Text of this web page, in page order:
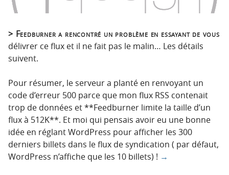
> Feedburner a rencontré un problème en essayant de vous
délivrer ce flux et il ne fait pas le malin… Les détails
suivent.
Pour résumer, le serveur a planté en renvoyant un
code d’erreur 500 parce que mon flux RSS contenait
trop de données et **Feedburner limite la taille d’un
flux à 512K**. Et moi qui pensais avoir eu une bonne
idée en réglant WordPress pour afficher les 300
derniers billets dans le flux de syndication ( par défaut,
WordPress n’affiche que les 10 billets) ! →